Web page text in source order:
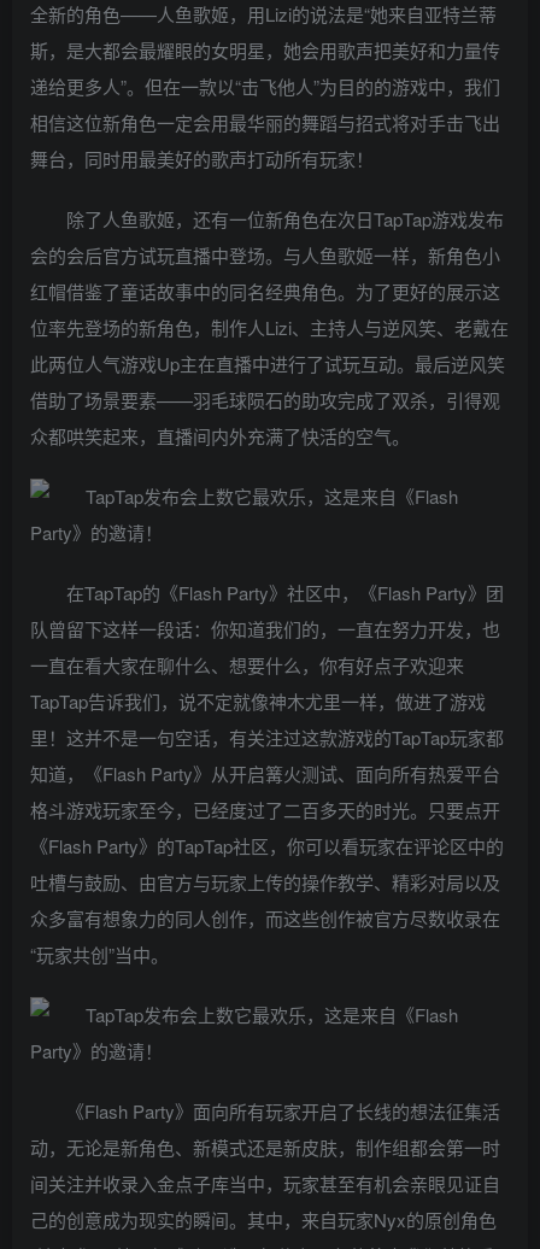
全新的角色——人鱼歌姬，用Lizi的说法是“她来自亚特兰蒂
斯，是大都会最耀眼的女明星，她会用歌声把美好和力量传
递给更多人”。但在一款以“击飞他人”为目的的游戏中，我们
相信这位新角色一定会用最华丽的舞蹈与招式将对手击飞出
舞台，同时用最美好的歌声打动所有玩家！
除了人鱼歌姬，还有一位新角色在次日TapTap游戏发布
会的会后官方试玩直播中登场。与人鱼歌姬一样，新角色小
红帽借鉴了童话故事中的同名经典角色。为了更好的展示这
位率先登场的新角色，制作人Lizi、主持人与逆风笑、老戴在
此两位人气游戏Up主在直播中进行了试玩互动。最后逆风笑
借助了场景要素——羽毛球陨石的助攻完成了双杀，引得观
众都哄笑起来，直播间内外充满了快活的空气。
在TapTap的《Flash Party》社区中，《Flash Party》团
队曾留下这样一段话：你知道我们的，一直在努力开发，也
一直在看大家在聊什么、想要什么，你有好点子欢迎来
TapTap告诉我们，说不定就像神木尤里一样，做进了游戏
里！这并不是一句空话，有关注过这款游戏的TapTap玩家都
知道，《Flash Party》从开启篝火测试、面向所有热爱平台
格斗游戏玩家至今，已经度过了二百多天的时光。只要点开
《Flash Party》的TapTap社区，你可以看玩家在评论区中的
吐槽与鼓励、由官方与玩家上传的操作教学、精彩对局以及
众多富有想象力的同人创作，而这些创作被官方尽数收录在
“玩家共创”当中。
《Flash Party》面向所有玩家开启了长线的想法征集活
动，无论是新角色、新模式还是新皮肤，制作组都会第一时
间关注并收录入金点子库当中，玩家甚至有机会亲眼见证自
己的创意成为现实的瞬间。其中，来自玩家Nyx的原创角色